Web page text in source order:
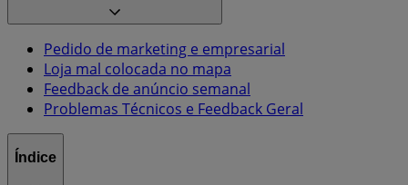
Pedido de marketing e empresarial
Loja mal colocada no mapa
Feedback de anúncio semanal
Problemas Técnicos e Feedback Geral
Índice